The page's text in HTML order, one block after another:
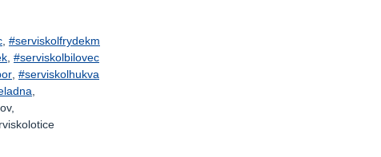
#serviskolfrydekm
#serviskolbilovec
#serviskolhukva